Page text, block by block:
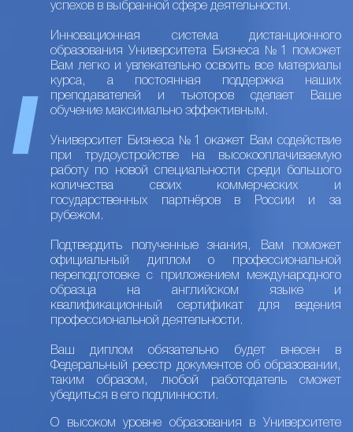
успехов в выбранной сфере деятельности.
Инновационная система дистанционного
образования Университета Бизнеса №1 поможет
Вам легко и увлекательно освоить все материалы
курса, а постоянная поддержка наших
преподавателей и тьюторов сделает Ваше
обучение максимально эффективным.
Университет Бизнеса №1 окажет Вам содействие
при трудоустройстве на высокооплачиваемую
работу по новой специальности среди большого
количества своих коммерческих и
государственных партнёров в России и за
рубежом.
Подтвердить полученные знания, Вам поможет
официальный диплом о профессиональной
переподготовке с приложением международного
образца на английском языке и
квалификационный сертификат для ведения
профессиональной деятельности.
Ваш диплом обязательно будет внесен в
Федеральный реестр документов об образовании,
таким образом, любой работодатель сможет
убедиться в его подлинности.
О высоком уровне образования в Университете